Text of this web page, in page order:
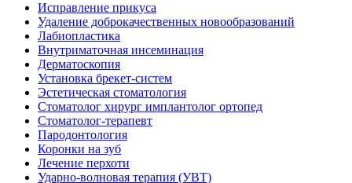
Исправление прикуса
Удаление доброкачественных новообразований
Лабиопластика
Внутриматочная инсеминация
Дерматоскопия
Установка брекет-систем
Эстетическая стоматология
Стоматолог хирург имплантолог ортопед
Стоматолог-терапевт
Пародонтология
Коронки на зуб
Лечение перхоти
Ударно-волновая терапия (УВТ)